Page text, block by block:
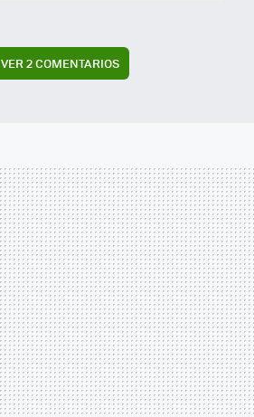
VER2 COMENTARIOS